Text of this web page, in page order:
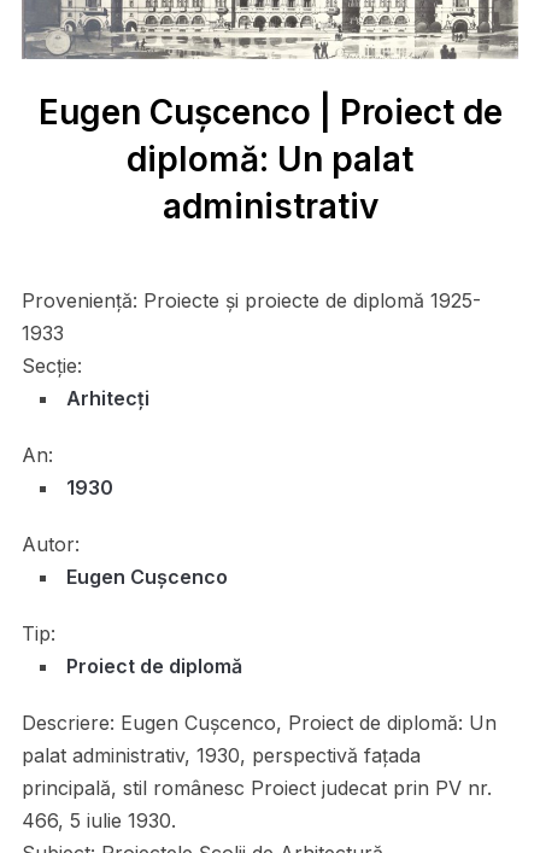
Eugen Cușcenco | Proiect de
diplomă: Un palat
administrativ
Proveniență: Proiecte și proiecte de diplomă 1925-
1933
Secție:
Arhitecți
An:
1930
Autor:
Eugen Cușcenco
Tip:
Proiect de diplomă
Descriere: Eugen Cușcenco, Proiect de diplomă: Un
palat administrativ, 1930, perspectivă fațada
principală, stil românesc Proiect judecat prin PV nr.
466, 5 iulie 1930.